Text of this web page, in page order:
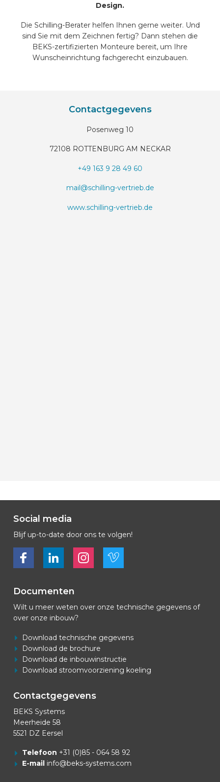
Design.
Die Schilling-Berater helfen Ihnen gerne weiter. Und
sind Sie mit dem Zeichnen fertig? Dann stehen die
BEKS-zertifizierten Monteure bereit, um Ihre
Wunscheinrichtung fachgerecht einzubauen.
Contactgegevens
Posenweg 10
72108 ROTTENBURG AM NECKAR
+49 163 9 28 49 60
mail@schilling-vertrieb.de
www.schilling-vertrieb.de
Social media
Blijf up-to-date door ons te volgen!
Bekijk ons op FacebookBekijk ons op LinkedInBekijk ons op LinkedInBekijk ons op Vimeo
Documenten
Wilt u meer weten over onze technische gegevens of
over onze inbouw?
Download technische gegevens
Download de brochure
Download de inbouwinstructie
Download stroomvoorziening koeling
Contactgegevens
BEKS Systems
Meerheide 58
5521 DZ Eersel
Telefoon +31 (0)85 - 064 58 92
E-mail info@beks-systems.com